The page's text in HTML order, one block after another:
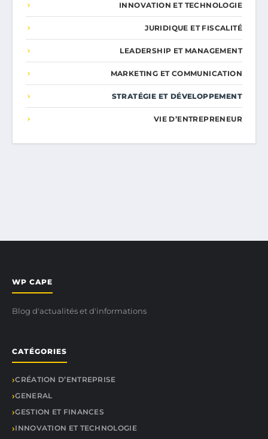
INNOVATION ET TECHNOLOGIE
JURIDIQUE ET FISCALITÉ
LEADERSHIP ET MANAGEMENT
MARKETING ET COMMUNICATION
STRATÉGIE ET DÉVELOPPEMENT
VIE D’ENTREPRENEUR
WP CAPE
Blog d'actualités et d'informations
CATÉGORIES
CRÉATION D’ENTREPRISE
GENERAL
GESTION ET FINANCES
INNOVATION ET TECHNOLOGIE